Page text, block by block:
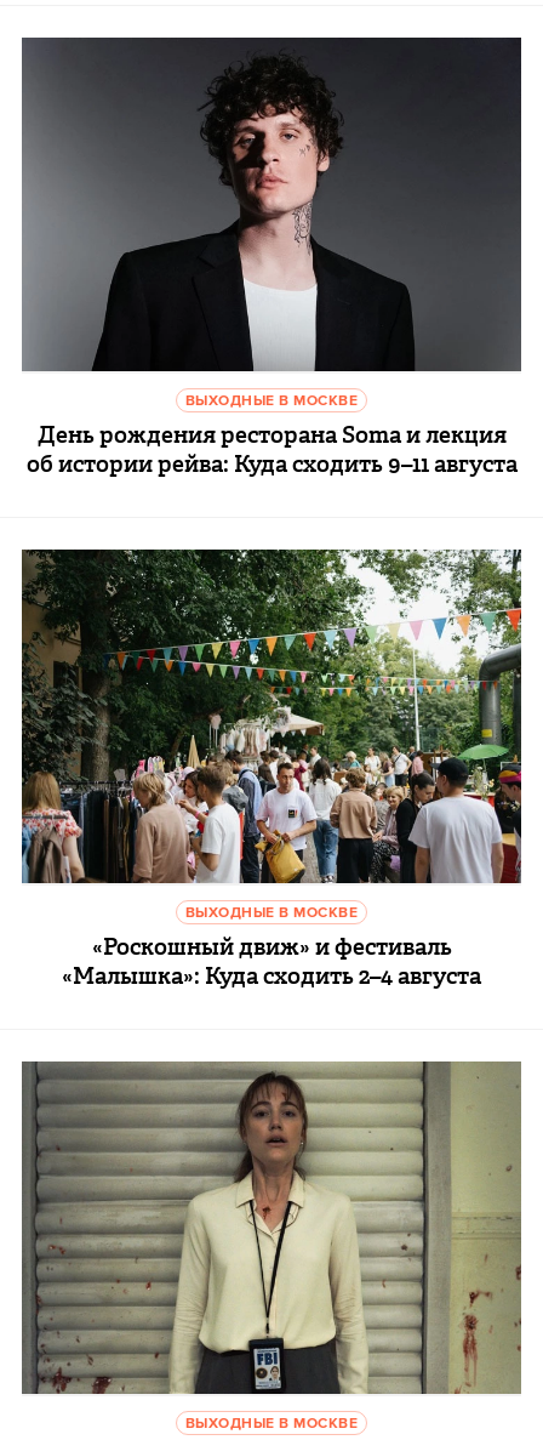
ВЫХОДНЫЕ В МОСКВЕ
День рождения ресторана Soma и лекция
об истории рейва: Куда сходить 9–11 августа
ВЫХОДНЫЕ В МОСКВЕ
«Роскошный движ» и фестиваль
«Малышка»: Куда сходить 2–4 августа
ВЫХОДНЫЕ В МОСКВЕ